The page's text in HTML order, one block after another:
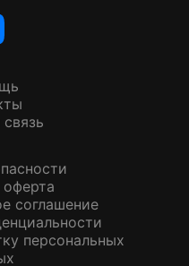
соглашение
персональных